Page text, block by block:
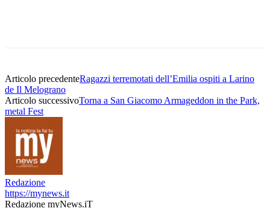
Articolo precedenteRagazzi terremotati dell’Emilia ospiti a Larino
de Il Melograno
Articolo successivoTorna a San Giacomo Armageddon in the Park,
metal Fest
Redazione
https://mynews.it
Redazione myNews.iT